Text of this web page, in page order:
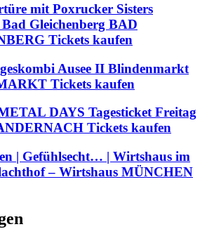
mit Poxrucker Sisters
Gleichenberg BAD
Tickets kaufen
Ausee II Blindenmarkt
Tickets kaufen
DAYS Tagesticket Freitag
Tickets kaufen
| Gefühlsecht… | Wirtshaus im
– Wirtshaus MÜNCHEN